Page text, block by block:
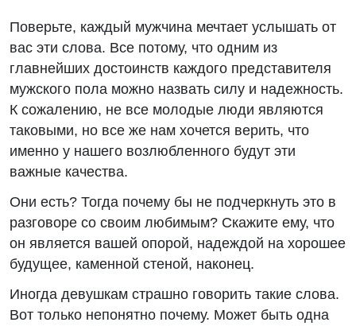
Поверьте, каждый мужчина мечтает услышать от
вас эти слова. Все потому, что одним из
главнейших достоинств каждого представителя
мужского пола можно назвать силу и надежность.
К сожалению, не все молодые люди являются
таковыми, но все же нам хочется верить, что
именно у нашего возлюбленного будут эти
важные качества.
Они есть? Тогда почему бы не подчеркнуть это в
разговоре со своим любимым? Скажите ему, что
он является вашей опорой, надеждой на хорошее
будущее, каменной стеной, наконец.
Иногда девушкам страшно говорить такие слова.
Вот только непонятно почему. Может быть одна